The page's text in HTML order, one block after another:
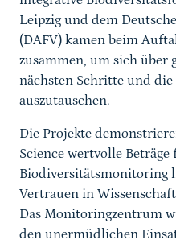
Leipzig und dem
(DAFV) kamen beim
zusammen, um sich über
nächsten Schritte und
auszutauschen.
Die Projekte
Science wertvolle Beträge
Biodiversitätsmonitoring
Vertrauen in
Das Monitoringzentrum
den unermüdlichen